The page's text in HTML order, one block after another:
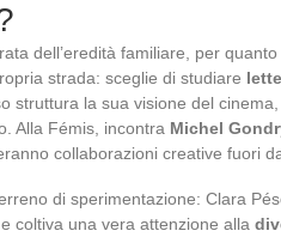
dell’eredità familiare, per
strada: sceglie di studiare
struttura la sua visione del
Alla Fémis, incontra Michel
collaborazioni creative fuori
di sperimentazione: Clara
coltiva una vera attenzione alla